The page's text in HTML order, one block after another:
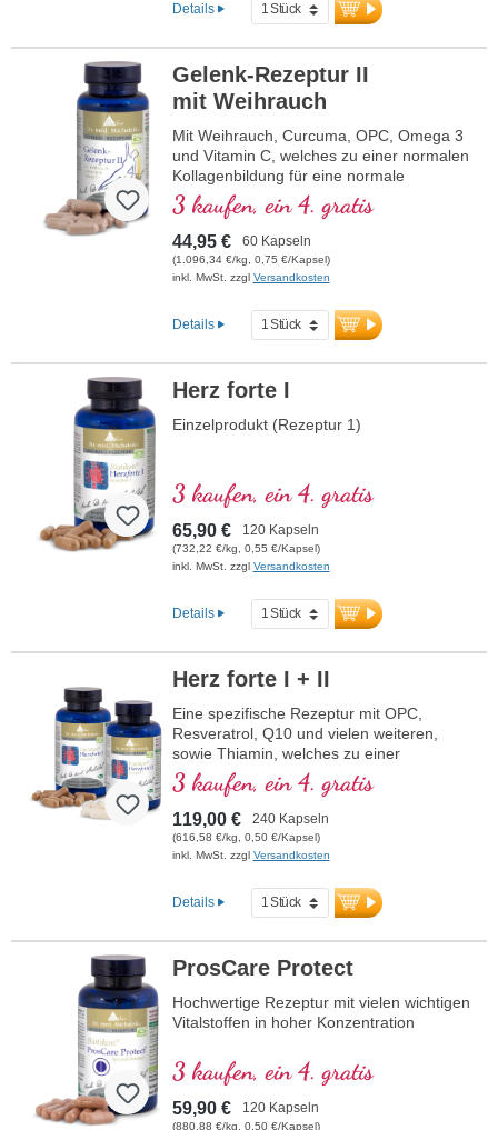
Details
Gelenk-Rezeptur II
mit Weihrauch
Mit Weihrauch, Curcuma, OPC, Omega 3
und Vitamin C, welches zu einer normalen
Kollagenbildung für eine normale
Knorpelfunktion beiträgt. Zur spezifischen
Versorgung der knorpeligen
Gelenkstrukturen.
3 kaufen, ein 4. gratis
44,95 € 60 Kapseln
(1.096,34 €/kg, 0,75 €/Kapsel)
inkl. MwSt. zzgl Versandkosten
Details
Herz forte I
Einzelprodukt (Rezeptur 1)
3 kaufen, ein 4. gratis
65,90 € 120 Kapseln
(732,22 €/kg, 0,55 €/Kapsel)
inkl. MwSt. zzgl Versandkosten
Details
Herz forte I + II
Eine spezifische Rezeptur mit OPC,
Resveratrol, Q10 und vielen weiteren,
sowie Thiamin, welches zu einer
normalen Herzfunktion beiträgt. (Rezeptur
1 und Rezeptur 2)
3 kaufen, ein 4. gratis
119,00 € 240 Kapseln
(616,58 €/kg, 0,50 €/Kapsel)
inkl. MwSt. zzgl Versandkosten
Details
ProsCare Protect
Hochwertige Rezeptur mit vielen wichtigen
Vitalstoffen in hoher Konzentration
3 kaufen, ein 4. gratis
59,90 € 120 Kapseln
(880,88 €/kg, 0,50 €/Kapsel)